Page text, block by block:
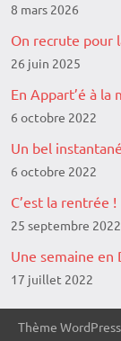
8 mars 2026
On recrute pour
26 juin 2025
En Appart’é à la
6 octobre 2022
Un bel instantané
6 octobre 2022
C’est la rentrée !
25 septembre 2022
Une semaine en
17 juillet 2022
Thème